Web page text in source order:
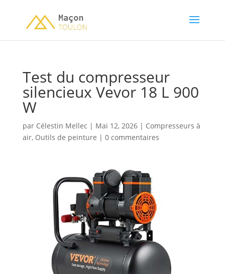
Test du compresseur
silencieux Vevor 18 L 900
W
par Célestin Mellec | Mai 12, 2026| Compresseurs à
air, Outils de peinture | 0 commentaires